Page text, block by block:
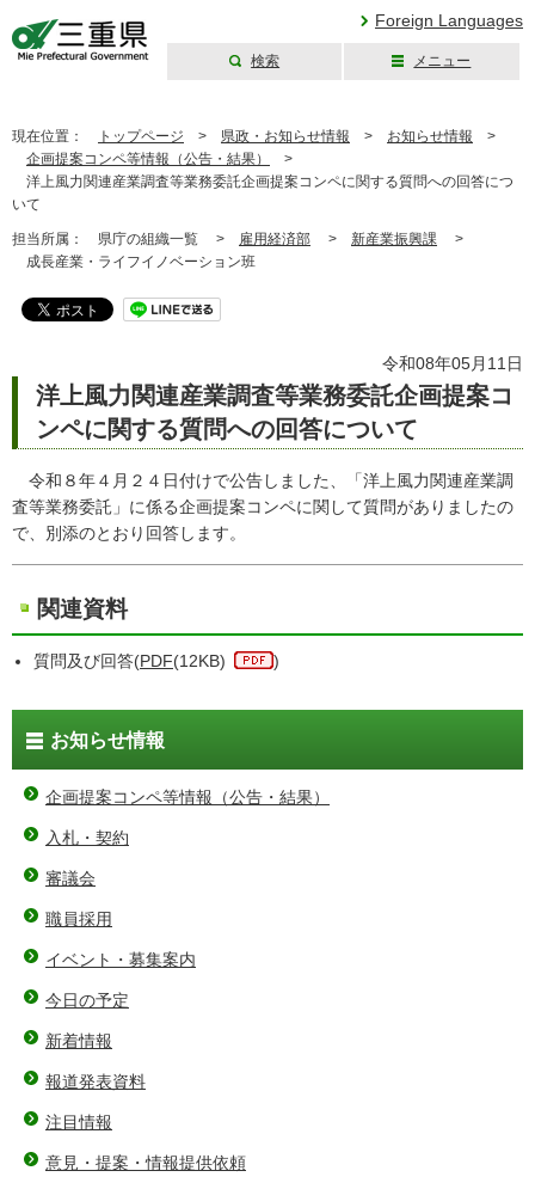
Foreign Languages
検索 メニュー
現在位置： トップページ > 県政・お知らせ情報 > お知らせ情報 >
企画提案コンペ等情報（公告・結果）
>
洋上風力関連産業調査等業務委託企画提案コンペに関する質問への回答につ
いて
担当所属： 県庁の組織一覧 > 雇用経済部 > 新産業振興課 >
成長産業・ライフイノベーション班
令和08年05月11日
洋上風力関連産業調査等業務委託企画提案コ
ンペに関する質問への回答について
令和８年４月２４日付けで公告しました、「洋上風力関連産業調
査等業務委託」に係る企画提案コンペに関して質問がありましたの
で、別添のとおり回答します。
関連資料
質問及び回答(PDF(12KB) )
お知らせ情報
企画提案コンペ等情報（公告・結果）
入札・契約
審議会
職員採用
イベント・募集案内
今日の予定
新着情報
報道発表資料
注目情報
意見・提案・情報提供依頼